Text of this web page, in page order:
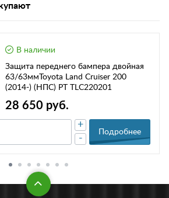
В наличии
Защита переднего бампера двойная
63/63ммToyota Land Cruiser 200
(2014-) (НПС) РТ TLC220201
28 650 руб.
-
+
Подробнее